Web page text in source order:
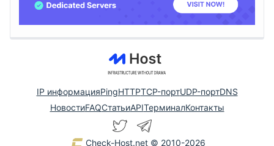
IP информацияPingHTTPTCP-портUDP-портDNS
НовостиFAQСтатьиAPIТерминалКонтакты
Check-Host.net © 2010-2026